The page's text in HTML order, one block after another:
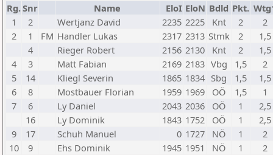
Rg.Snr Name EloI EloN Bdld Pkt.
1
2 Wertjanz David 2235 2225 Knt 2
2
2
1 FM Handler Lukas 2317 2313 Stmk 2
1,5
4
Rieger Robert 2156 2130 Knt 2
1,5
4
3 Matt Fabian 2169 2183 Vbg 1,5
2
5
14 Kliegl Severin 1865 1834 Sbg 1,5
1,5
6
8 Mostbauer Florian 1959 1969 OÖ 1,5
1
7
6 Ly Daniel 2043 2036 OÖ 1
2,5
16
Ly Dominik 1843 1752 OÖ 1
2,5
9
17 Schuh Manuel 0 1727 NÖ 1
2
10
9 Ehs Dominik 1945 1951 NÖ 1
2